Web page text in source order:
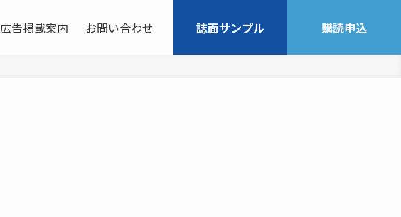
広告掲載案内 お問い合わせ 誌面サンプル 購読申込